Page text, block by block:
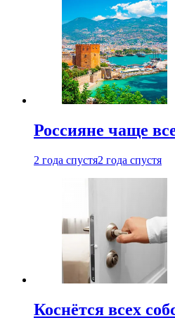
Россияне чаще
2 года спустя2 года спустя
Коснётся всех